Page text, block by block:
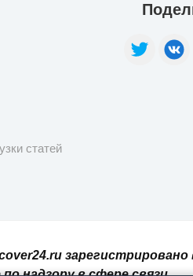
статей
зарегистрировано